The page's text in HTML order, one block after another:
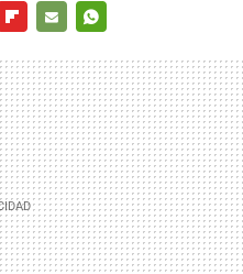
MAIL